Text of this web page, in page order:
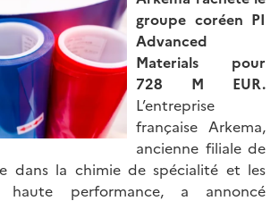
groupe coréen PI
Advanced
Materials pour
728 M EUR.
L’entreprise
française Arkema,
ancienne filiale de
dans la chimie de spécialité et les
haute performance, a annoncé